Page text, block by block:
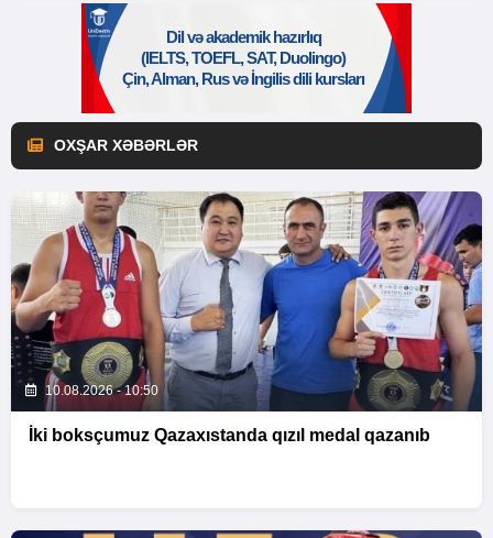
OXŞAR XƏBƏRLƏR
10.08.2026 - 10:50
İki boksçumuz Qazaxıstanda qızıl medal qazanıb